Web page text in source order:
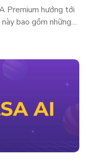
Premium hướng tới
bao gồm những
người đi làm? Hãy